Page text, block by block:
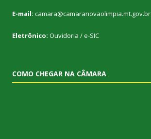
E-mail: camara@camaranovaolimpia.mt.gov.br
Eletrônico: Ouvidoria /e-SIC
COMO CHEGAR NA CÂMARA